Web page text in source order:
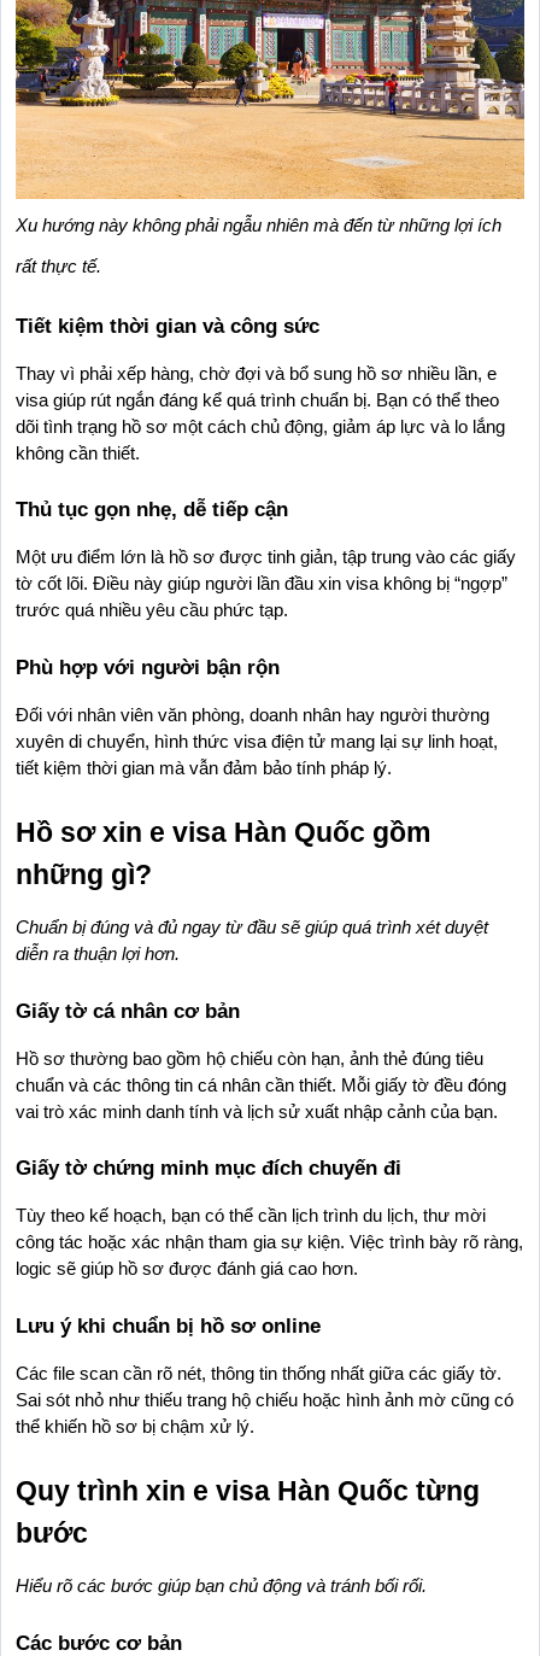
Xu hướng này không phải ngẫu nhiên mà đến từ những lợi ích
rất thực tế.
Tiết kiệm thời gian và công sức
Thay vì phải xếp hàng, chờ đợi và bổ sung hồ sơ nhiều lần, e
visa giúp rút ngắn đáng kể quá trình chuẩn bị. Bạn có thể theo
dõi tình trạng hồ sơ một cách chủ động, giảm áp lực và lo lắng
không cần thiết.
Thủ tục gọn nhẹ, dễ tiếp cận
Một ưu điểm lớn là hồ sơ được tinh giản, tập trung vào các giấy
tờ cốt lõi. Điều này giúp người lần đầu xin visa không bị “ngợp”
trước quá nhiều yêu cầu phức tạp.
Phù hợp với người bận rộn
Đối với nhân viên văn phòng, doanh nhân hay người thường
xuyên di chuyển, hình thức visa điện tử mang lại sự linh hoạt,
tiết kiệm thời gian mà vẫn đảm bảo tính pháp lý.
Hồ sơ xin e visa Hàn Quốc gồm
những gì?
Chuẩn bị đúng và đủ ngay từ đầu sẽ giúp quá trình xét duyệt
diễn ra thuận lợi hơn.
Giấy tờ cá nhân cơ bản
Hồ sơ thường bao gồm hộ chiếu còn hạn, ảnh thẻ đúng tiêu
chuẩn và các thông tin cá nhân cần thiết. Mỗi giấy tờ đều đóng
vai trò xác minh danh tính và lịch sử xuất nhập cảnh của bạn.
Giấy tờ chứng minh mục đích chuyến đi
Tùy theo kế hoạch, bạn có thể cần lịch trình du lịch, thư mời
công tác hoặc xác nhận tham gia sự kiện. Việc trình bày rõ ràng,
logic sẽ giúp hồ sơ được đánh giá cao hơn.
Lưu ý khi chuẩn bị hồ sơ online
Các file scan cần rõ nét, thông tin thống nhất giữa các giấy tờ.
Sai sót nhỏ như thiếu trang hộ chiếu hoặc hình ảnh mờ cũng có
thể khiến hồ sơ bị chậm xử lý.
Quy trình xin e visa Hàn Quốc từng
bước
Hiểu rõ các bước giúp bạn chủ động và tránh bối rối.
Các bước cơ bản